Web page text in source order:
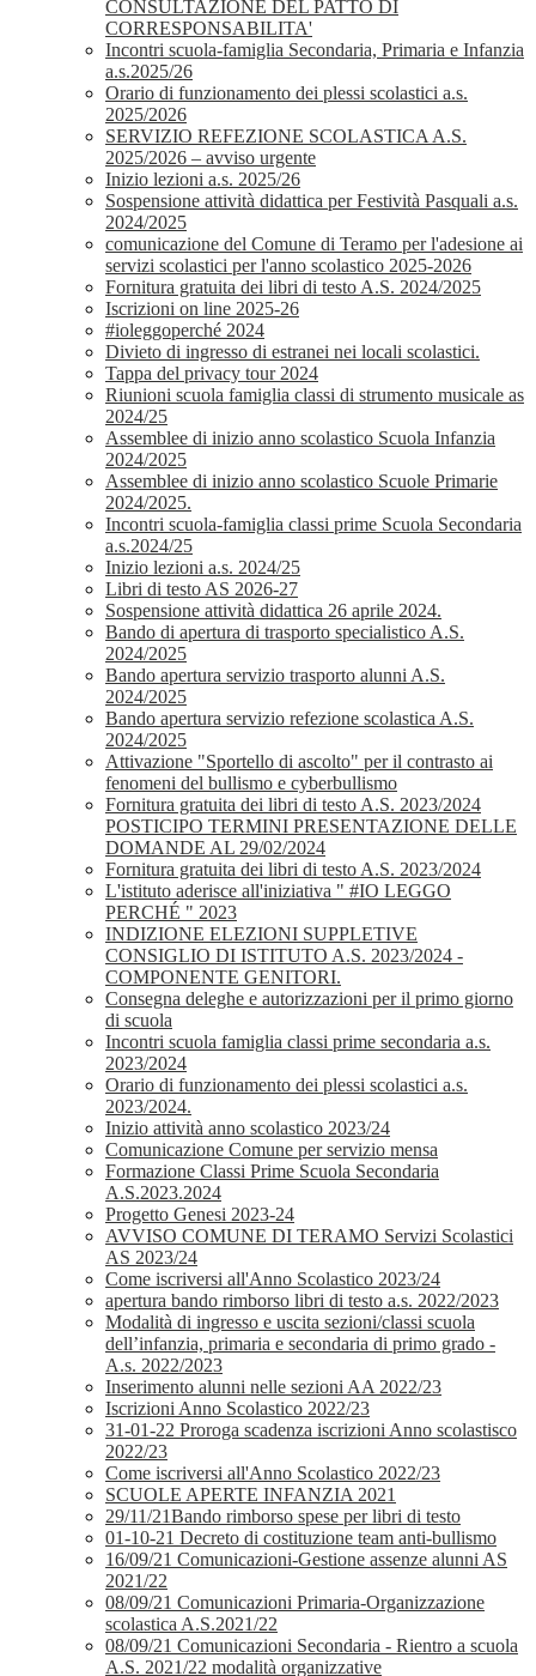
CONSULTAZIONE DEL PATTO DI
CORRESPONSABILITA'
Incontri scuola-famiglia Secondaria, Primaria e Infanzia
a.s.2025/26
Orario di funzionamento dei plessi scolastici a.s.
2025/2026
SERVIZIO REFEZIONE SCOLASTICA A.S.
2025/2026 – avviso urgente
Inizio lezioni a.s. 2025/26
Sospensione attività didattica per Festività Pasquali a.s.
2024/2025
comunicazione del Comune di Teramo per l'adesione ai
servizi scolastici per l'anno scolastico 2025-2026
Fornitura gratuita dei libri di testo A.S. 2024/2025
Iscrizioni on line 2025-26
#ioleggoperché 2024
Divieto di ingresso di estranei nei locali scolastici.
Tappa del privacy tour 2024
Riunioni scuola famiglia classi di strumento musicale as
2024/25
Assemblee di inizio anno scolastico Scuola Infanzia
2024/2025
Assemblee di inizio anno scolastico Scuole Primarie
2024/2025.
Incontri scuola-famiglia classi prime Scuola Secondaria
a.s.2024/25
Inizio lezioni a.s. 2024/25
Libri di testo AS 2026-27
Sospensione attività didattica 26 aprile 2024.
Bando di apertura di trasporto specialistico A.S.
2024/2025
Bando apertura servizio trasporto alunni A.S.
2024/2025
Bando apertura servizio refezione scolastica A.S.
2024/2025
Attivazione "Sportello di ascolto" per il contrasto ai
fenomeni del bullismo e cyberbullismo
Fornitura gratuita dei libri di testo A.S. 2023/2024
POSTICIPO TERMINI PRESENTAZIONE DELLE
DOMANDE AL 29/02/2024
Fornitura gratuita dei libri di testo A.S. 2023/2024
L'istituto aderisce all'iniziativa " #IO LEGGO
PERCHÉ " 2023
INDIZIONE ELEZIONI SUPPLETIVE
CONSIGLIO DI ISTITUTO A.S. 2023/2024 -
COMPONENTE GENITORI.
Consegna deleghe e autorizzazioni per il primo giorno
di scuola
Incontri scuola famiglia classi prime secondaria a.s.
2023/2024
Orario di funzionamento dei plessi scolastici a.s.
2023/2024.
Inizio attività anno scolastico 2023/24
Comunicazione Comune per servizio mensa
Formazione Classi Prime Scuola Secondaria
A.S.2023.2024
Progetto Genesi 2023-24
AVVISO COMUNE DI TERAMO Servizi Scolastici
AS 2023/24
Come iscriversi all'Anno Scolastico 2023/24
apertura bando rimborso libri di testo a.s. 2022/2023
Modalità di ingresso e uscita sezioni/classi scuola
dell’infanzia, primaria e secondaria di primo grado -
A.s. 2022/2023
Inserimento alunni nelle sezioni AA 2022/23
Iscrizioni Anno Scolastico 2022/23
31-01-22 Proroga scadenza iscrizioni Anno scolastisco
2022/23
Come iscriversi all'Anno Scolastico 2022/23
SCUOLE APERTE INFANZIA 2021
29/11/21Bando rimborso spese per libri di testo
01-10-21 Decreto di costituzione team anti-bullismo
16/09/21 Comunicazioni-Gestione assenze alunni AS
2021/22
08/09/21 Comunicazioni Primaria-Organizzazione
scolastica A.S.2021/22
08/09/21 Comunicazioni Secondaria - Rientro a scuola
A.S. 2021/22 modalità organizzative